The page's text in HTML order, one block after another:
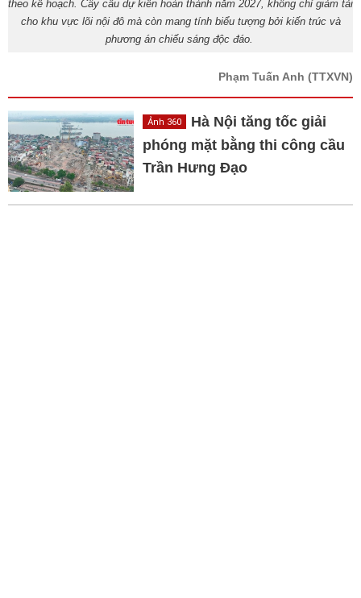
theo kế hoạch. Cây cầu dự kiến hoàn thành năm 2027, không chỉ giảm tải
cho khu vực lõi nội đô mà còn mang tính biểu tượng bởi kiến trúc và
phương án chiếu sáng độc đáo.
Phạm Tuấn Anh (TTXVN)
Ảnh 360
Hà Nội tăng tốc giải
phóng mặt bằng thi công cầu
Trần Hưng Đạo